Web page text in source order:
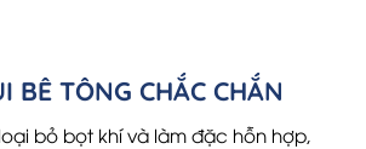
BÊ TÔNG CHẮC CHẮN
bỏ bọt khí và làm đặc hỗn hợp,